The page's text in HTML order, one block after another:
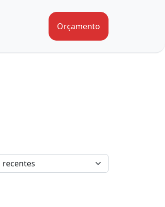
Orçamento